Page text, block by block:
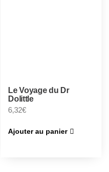
Le Voyage du Dr
Dolittle
6,32€
Ajouter au panier